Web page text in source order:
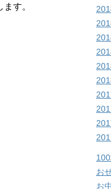
す。
お
お